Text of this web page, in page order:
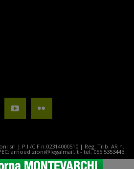
srl | P.I./C.F n.02314000510 | Reg. Trib. AR n.
arnoedizioni@legalmail.it - tel. 055.5353443